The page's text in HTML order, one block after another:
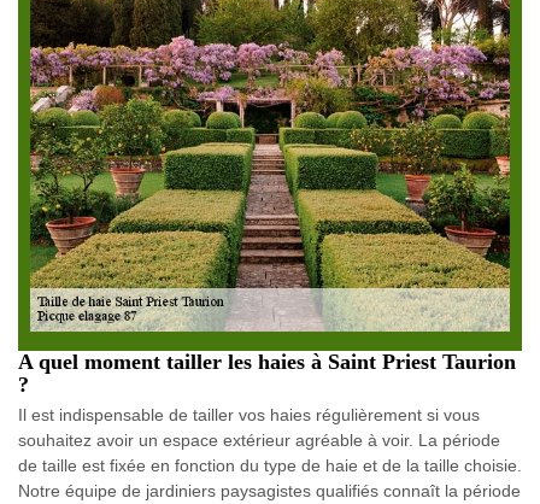
A quel moment tailler les haies à Saint Priest Taurion
?
Il est indispensable de tailler vos haies régulièrement si vous
souhaitez avoir un espace extérieur agréable à voir. La période
de taille est fixée en fonction du type de haie et de la taille choisie.
Notre équipe de jardiniers paysagistes qualifiés connaît la période